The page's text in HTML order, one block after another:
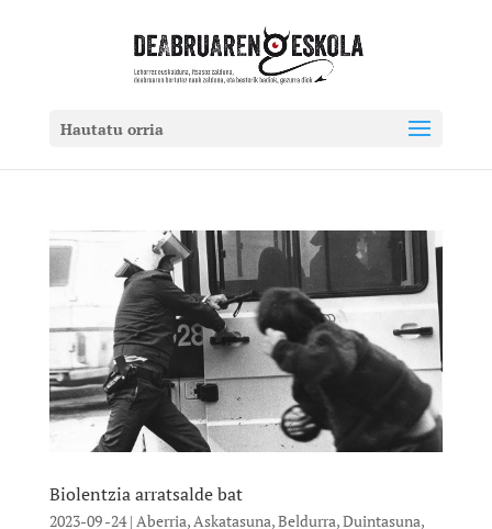
Hautatu orria
Biolentzia arratsalde bat
2023-09 -24| Aberria, Askatasuna,Beldurra,Duintasuna,